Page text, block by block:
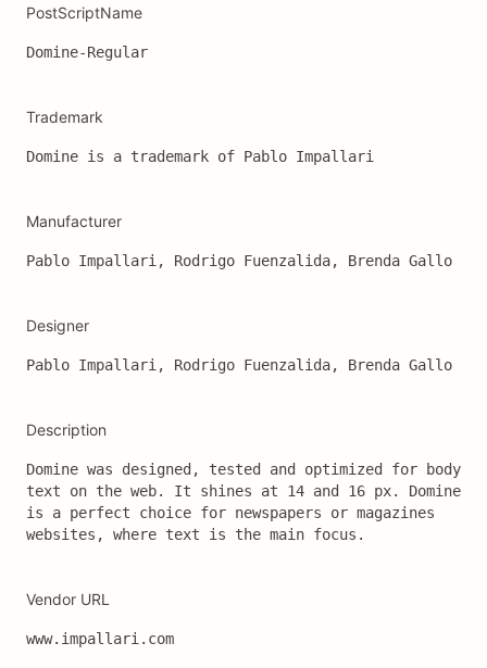
PostScriptName
Domine-Regular
Trademark
Domine is a trademark of Pablo Impallari
Manufacturer
Pablo Impallari, Rodrigo Fuenzalida, Brenda Gallo
Designer
Pablo Impallari, Rodrigo Fuenzalida, Brenda Gallo
Description
Domine was designed, tested and optimized for body
text on the web. It shines at 14 and 16 px. Domine
is a perfect choice for newspapers or magazines
websites, where text is the main focus.
Vendor URL
www.impallari.com